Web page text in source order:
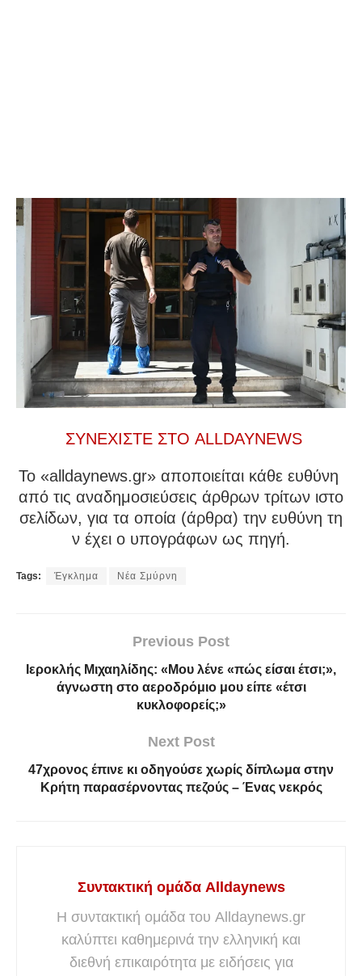
ΣΥΝΕΧΙΣΤΕ ΣΤΟ ALLDAYNEWS
To «alldaynews.gr» αποποιείται κάθε ευθύνη
από τις αναδημοσιεύσεις άρθρων τρίτων ιστο
σελίδων, για τα οποία (άρθρα) την ευθύνη τη
ν έχει ο υπογράφων ως πηγή.
Tags: Έγκλημα Νέα Σμύρνη
Previous Post
Ιεροκλής Μιχαηλίδης: «Μου λένε «πώς είσαι έτσι;»,
άγνωστη στο αεροδρόμιο μου είπε «έτσι
κυκλοφορείς;»
Next Post
47χρονος έπινε κι οδηγούσε χωρίς δίπλωμα στην
Κρήτη παρασέρνοντας πεζούς – Ένας νεκρός
Συντακτική ομάδα Alldaynews
Η συντακτική ομάδα του Alldaynews.gr
καλύπτει καθημερινά την ελληνική και
διεθνή επικαιρότητα με ειδήσεις για